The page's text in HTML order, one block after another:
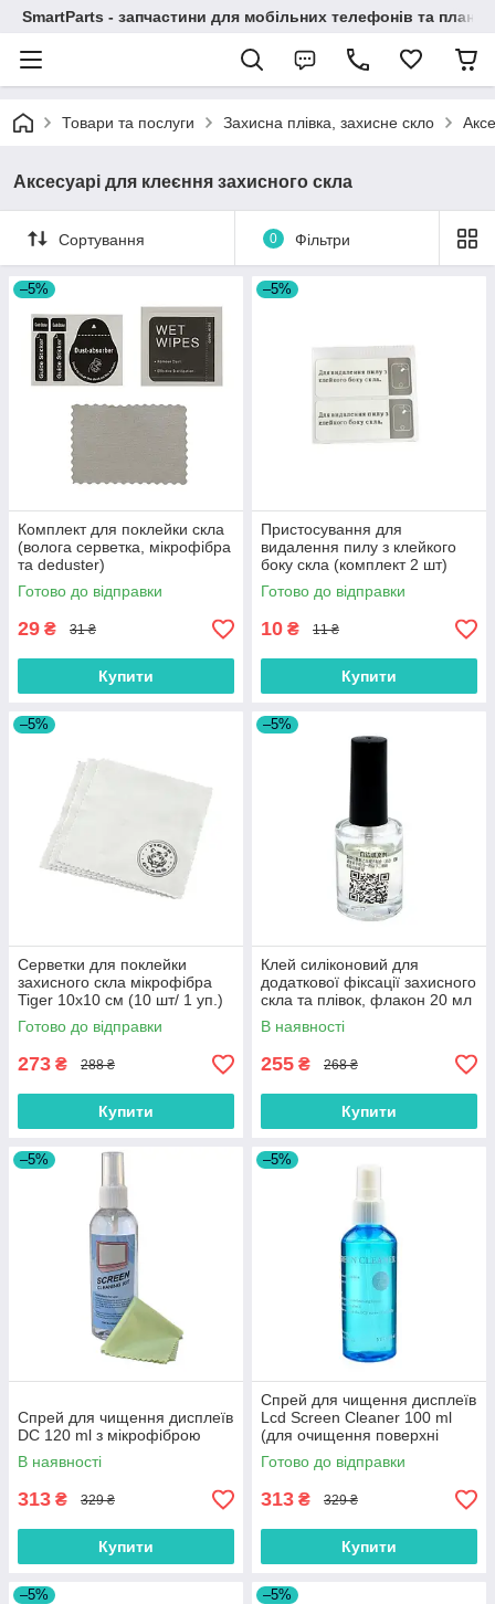
SmartParts - запчастини для мобільних телефонів та
Товари та послуги Захисна плівка, захисне скло
Аксесуарі для клеєння захисного скла
Сортування 0 Фільтри
–5%
Комплект для поклейки скла
(волога серветка, мікрофібра
та deduster)
Готово до відправки
29 ₴ 31 ₴
Купити
–5%
Пристосування для
видалення пилу з клейкого
боку скла (комплект 2 шт)
Готово до відправки
10 ₴ 11 ₴
Купити
–5%
Серветки для поклейки
захисного скла мікрофібра
Tiger 10х10 см (10 шт/ 1 уп.)
Готово до відправки
273 ₴ 288 ₴
Купити
–5%
Клей силіконовий для
додаткової фіксації захисного
скла та плівок, флакон 20 мл
В наявності
255 ₴ 268 ₴
Купити
–5%
Спрей для чищення дисплеїв
DC 120 ml з мікрофіброю
В наявності
313 ₴ 329 ₴
Купити
–5%
Спрей для чищення дисплеїв
Lcd Screen Cleaner 100 ml
(для очищення поверхні
перед наклеюванням)
Готово до відправки
313 ₴ 329 ₴
Купити
–5% –5%